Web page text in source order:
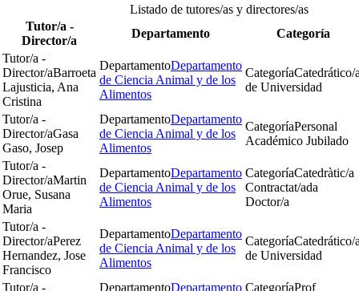
Listado de tutores/as y directores/as
Tutor/a -
Director/a
Departamento
Categoría
Tutor/a -
Director/aBarroeta
Lajusticia, Ana
Cristina
DepartamentoDepartamento
de Ciencia Animal y de los
Alimentos
CategoríaCatedrático/
de Universidad
Tutor/a -
Director/aGasa
Gaso, Josep
DepartamentoDepartamento
de Ciencia Animal y de los
Alimentos
CategoríaPersonal
Académico Jubilado
Tutor/a -
Director/aMartin
Orue, Susana
Maria
DepartamentoDepartamento
de Ciencia Animal y de los
Alimentos
CategoríaCatedràtic/a
Contractat/ada
Doctor/a
Tutor/a -
Director/aPerez
Hernandez, Jose
Francisco
DepartamentoDepartamento
de Ciencia Animal y de los
Alimentos
CategoríaCatedrático/
de Universidad
Tutor/a - DepartamentoDepartamento CategoríaProf